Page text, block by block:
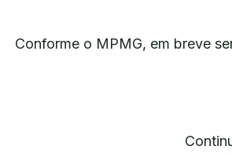
Conforme o MPMG, em breve